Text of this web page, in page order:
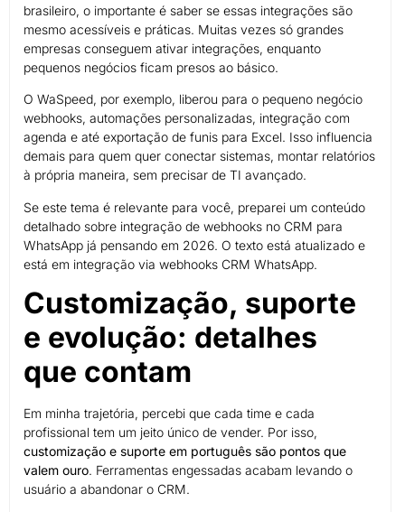
brasileiro, o importante é saber se essas integrações são
mesmo acessíveis e práticas. Muitas vezes só grandes
empresas conseguem ativar integrações, enquanto
pequenos negócios ficam presos ao básico.
O WaSpeed, por exemplo, liberou para o pequeno negócio
webhooks, automações personalizadas, integração com
agenda e até exportação de funis para Excel. Isso influencia
demais para quem quer conectar sistemas, montar relatórios
à própria maneira, sem precisar de TI avançado.
Se este tema é relevante para você, preparei um conteúdo
detalhado sobre integração de webhooks no CRM para
WhatsApp já pensando em 2026. O texto está atualizado e
está em integração via webhooks CRM WhatsApp.
Customização, suporte
e evolução: detalhes
que contam
Em minha trajetória, percebi que cada time e cada
profissional tem um jeito único de vender. Por isso,
customização e suporte em português são pontos que
valem ouro. Ferramentas engessadas acabam levando o
usuário a abandonar o CRM.